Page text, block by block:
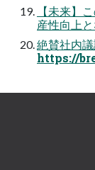
【未来】
産性向上
絶賛社内
https://